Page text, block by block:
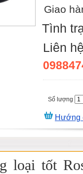
Giao
Tình
Liên
Số lượng
Hướng
loại tốt